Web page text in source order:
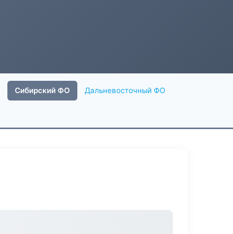
Сибирский ФО Дальневосточный ФО